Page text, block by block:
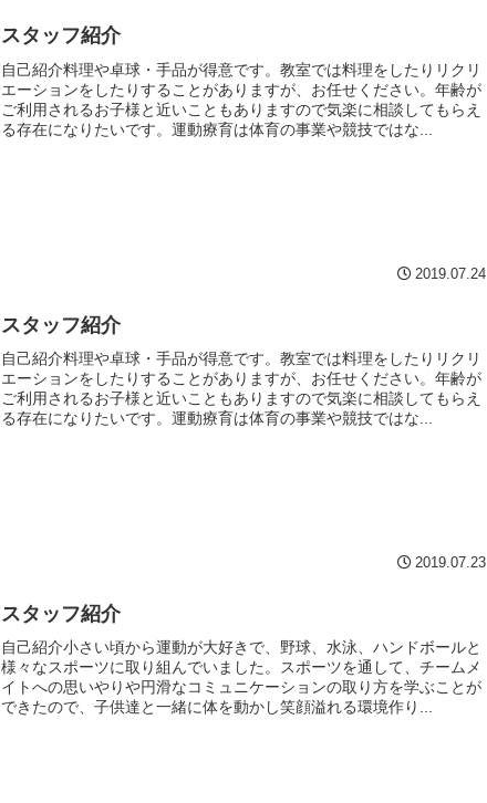
スタッフ紹介
自己紹介料理や卓球・手品が得意です。教室では料理をしたりリクリ
エーションをしたりすることがありますが、お任せください。年齢が
ご利用されるお子様と近いこともありますので気楽に相談してもらえ
る存在になりたいです。運動療育は体育の事業や競技ではな...
2019.07.24
スタッフ紹介
自己紹介料理や卓球・手品が得意です。教室では料理をしたりリクリ
エーションをしたりすることがありますが、お任せください。年齢が
ご利用されるお子様と近いこともありますので気楽に相談してもらえ
る存在になりたいです。運動療育は体育の事業や競技ではな...
2019.07.23
スタッフ紹介
自己紹介小さい頃から運動が大好きで、野球、水泳、ハンドボールと
様々なスポーツに取り組んでいました。スポーツを通して、チームメ
イトへの思いやりや円滑なコミュニケーションの取り方を学ぶことが
できたので、子供達と一緒に体を動かし笑顔溢れる環境作り...